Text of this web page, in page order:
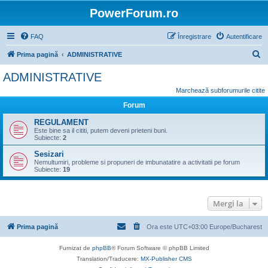
PowerForum.ro
FAQ Autentificare
Înregistrare
Prima pagină ADMINISTRATIVE
t
ADMINISTRATIVE
Marchează subforumurile citite
Forum
REGULAMENT
Este bine sa il cititi, putem deveni prieteni buni.
Subiecte: 2
Sesizari
Nemultumiri, probleme si propuneri de imbunatatire a activitatii pe forum
Subiecte: 19
Mergi la
Prima pagină Ora este UTC+03:00 Europe/Bucharest
Furnizat de phpBB® Forum Software © phpBB Limited
Translation/Traducere: MX-Publisher CMS